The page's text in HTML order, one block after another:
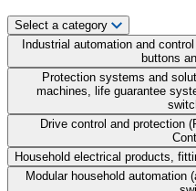
Select a category
Industrial automation and
buttons
Protection systems and
machines, life guarantee
Drive control and protection
Household electrical products,
Modular household automation